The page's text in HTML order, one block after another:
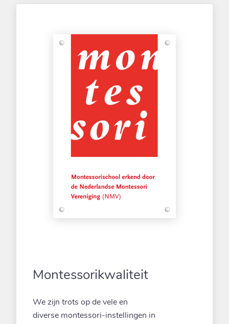
Routebeschrijving
OMBS De Meander
Montessorischool De Vleugel
Mozartplantsoen 1
Nieuwegein 3438 AG
Jordanlaan 3
Nederland
6.3 km
Montessorikwaliteit
We zijn trots op de vele en
diverse montessori-instellingen in